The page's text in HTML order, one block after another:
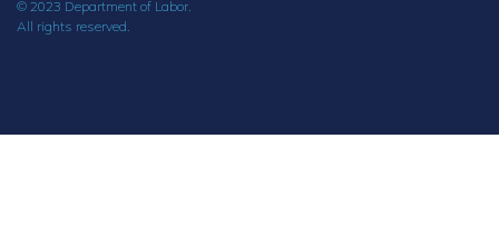
© 2023 Department of Labor.
All rights reserved.